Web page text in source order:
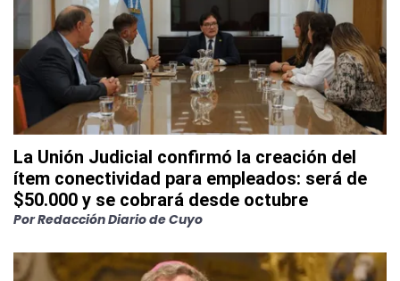
La Unión Judicial confirmó la creación del
ítem conectividad para empleados: será de
$50.000 y se cobrará desde octubre
PorRedacción Diario de Cuyo